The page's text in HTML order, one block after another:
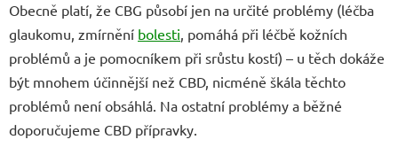
Obecně platí, že CBG působí jen na určité problémy (léčba
glaukomu, zmírnění bolesti, pomáhá při léčbě kožních
problémů a je pomocníkem při srůstu kostí) – u těch dokáže
být mnohem účinnější než CBD, nicméně škála těchto
problémů není obsáhlá. Na ostatní problémy a běžné
doporučujeme CBD přípravky.